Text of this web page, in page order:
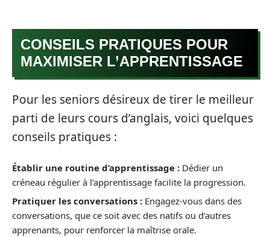
CONSEILS PRATIQUES POUR
MAXIMISER L’APPRENTISSAGE
Pour les seniors désireux de tirer le meilleur
parti de leurs cours d’anglais, voici quelques
conseils pratiques :
Établir une routine d’apprentissage : Dédier un
créneau régulier à l’apprentissage facilite la progression.
Pratiquer les conversations : Engagez-vous dans des
conversations, que ce soit avec des natifs ou d’autres
apprenants, pour renforcer la maîtrise orale.